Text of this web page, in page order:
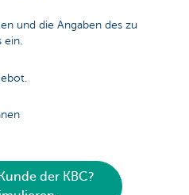
und die Angaben des zu
ein.
der KBC?